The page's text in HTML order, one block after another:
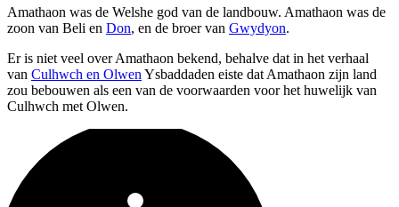
Amathaon was de Welshe god van de landbouw. Amathaon was de
zoon van Beli en Don, en de broer van Gwydyon.
Er is niet veel over Amathaon bekend, behalve dat in het verhaal
van Culhwch en Olwen Ysbaddaden eiste dat Amathaon zijn land
zou bebouwen als een van de voorwaarden voor het huwelijk van
Culhwch met Olwen.